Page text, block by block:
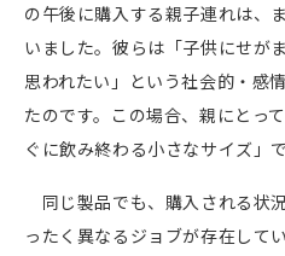
の午後に購入する親子連れは、
いました。彼らは「子供にせが
思われたい」という社会的・感
たのです。この場合、親にとっ
ぐに飲み終わる小さなサイズ」で
同じ製品でも、購入される状況
ったく異なるジョブが存在して